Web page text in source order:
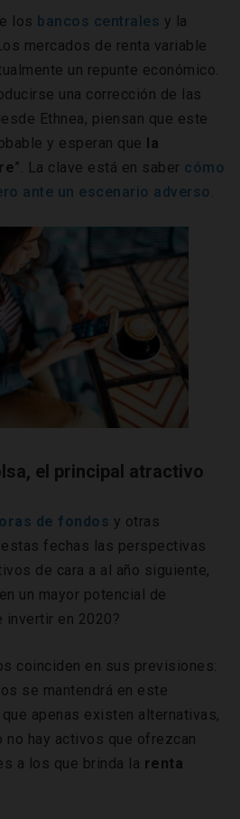
los bancos centrales y la
mercados de renta variable
un repunte económico.
una corrección de las
Ethnea, piensan que este
y esperan que la
”. La clave está en saber cómo
ante un escenario adverso.
el principal atractivo
de fondos y otras
fechas las perspectivas
de cara a al año siguiente,
un mayor potencial de
invertir en 2020?
coinciden en sus previsiones:
se mantendrá en este
apenas existen alternativas,
no hay activos que ofrezcan
a los que brinda la renta